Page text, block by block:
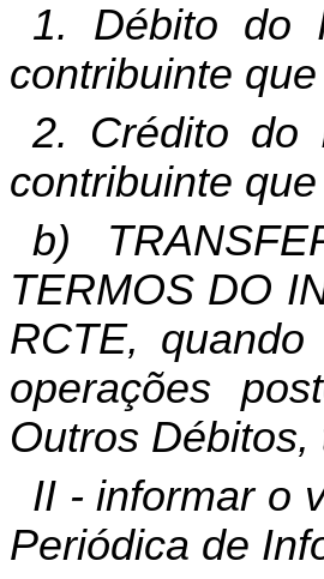
1. Débito do
contribuinte
2. Crédito do
contribuinte
b)
TERMOS DO
RCTE,
operações
Outros
II - informar o
Periódica de